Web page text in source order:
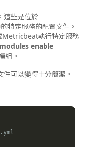
這些是位於
特定服務的配置文件。
Metricbeat執行特定服務
enable
組。
可以變得十分簡潔。